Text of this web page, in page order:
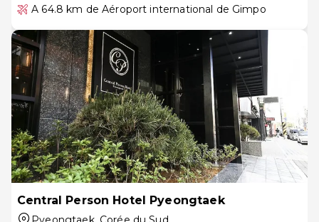
A 64.8 km de Aéroport international de Gimpo
Central Person Hotel Pyeongtaek